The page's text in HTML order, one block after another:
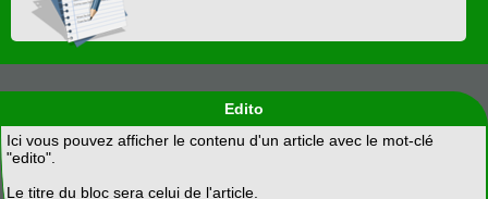
Edito
Ici vous pouvez afficher le contenu d'un article avec le mot-clé
"edito".
Le titre du bloc sera celui de l'article.